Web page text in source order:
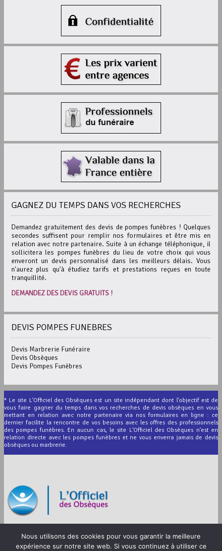
GAGNEZ DU TEMPS DANS VOS RECHERCHES
Demandez gratuitement des devis de pompes funèbres ! Quelques
secondes suffisent pour remplir nos formulaires et être mis en
relation avec notre partenaire. Suite à un échange téléphonique, il
sollicitera les pompes funèbres du lieu de votre choix qui vous
enveront un devis personnalisé dans les meilleurs délais. Vous
n'aurez plus qu'à étudiez tarifs et prestations reçues en toute
tranquillité.
DEMANDEZ DES DEVIS GRATUITS !
DEVIS POMPES FUNEBRES
Devis Marbrerie Funéraire
Devis Obsèques
Devis Pompes Funèbres
* Le site L'Officiel des Obsèques est un site indépendant dont l'objectif est de
vous faire gagner du temps dans vos recherches de devis obsèques en vous
mettant en relation avec notre partenaire via nos formulaires en ligne : ce
dernier facilite la rencontre de vos besoins avec les offres des professionnels
des pompes funèbres. En aucun cas, le site L'Officiel des Obsèques n'est en
relation directe avec les pompes funèbres et ne vous enverra jamais de devis
obsèques ou marbrerie.
© 2012-2026 L’Officiel des Obsèques
Mentions légales
Nous utilisons des cookies pour vous garantir la meilleure
expérience sur notre site web. Si vous continuez à utiliser ce